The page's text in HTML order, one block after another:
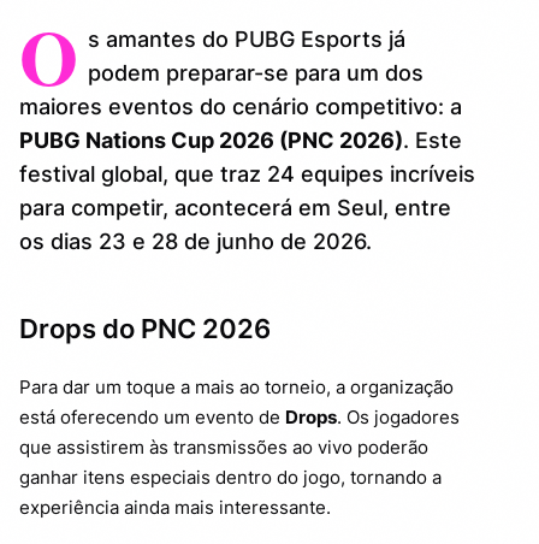
Agenda do Evento
3.1. Finais DIA 1
3.2. Finais DIA 2
4. Observações Importantes
O s amantes do PUBG Esports já
podem preparar-se para um dos
maiores eventos do cenário competitivo: a
PUBG Nations Cup 2026 (PNC 2026). Este
festival global, que traz 24 equipes incríveis
para competir, acontecerá em Seul, entre
os dias 23 e 28 de junho de 2026.
Drops do PNC 2026
Para dar um toque a mais ao torneio, a organização
está oferecendo um evento de Drops. Os jogadores
que assistirem às transmissões ao vivo poderão
ganhar itens especiais dentro do jogo, tornando a
experiência ainda mais interessante.